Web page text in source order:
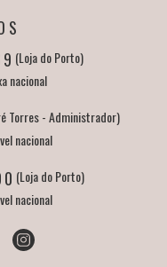
(Loja do Porto)
nacional
Torres - Administrador)
nacional
(Loja do Porto)
nacional